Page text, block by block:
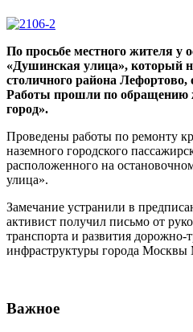
По просьбе местного жителя у
«Душинская улица», который
столичного района
Работы прошли по обращению
город».
Проведены работы по ремонту
наземного городского
расположенного на
улица».
Замечание устранили в
активист получил письмо от
транспорта и развития дорожно-
инфраструктуры города Москвы
Важное